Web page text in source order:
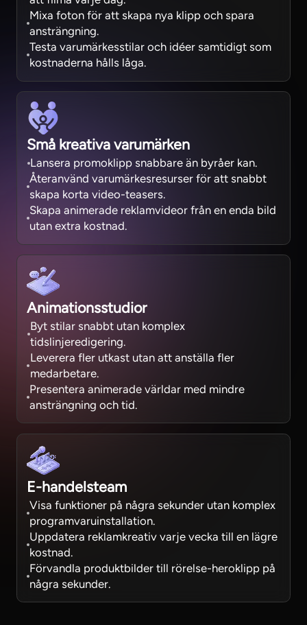
Mixa foton för att skapa nya klipp och spara
ansträngning.
Testa varumärkesstilar och idéer samtidigt som
kostnaderna hålls låga.
Små kreativa varumärken
Lansera promoklipp snabbare än byråer kan.
Återanvänd varumärkesresurser för att snabbt
skapa korta video-teasers.
Skapa animerade reklamvideor från en enda bild
utan extra kostnad.
Animationsstudior
Byt stilar snabbt utan komplex
tidslinjeredigering.
Leverera fler utkast utan att anställa fler
medarbetare.
Presentera animerade världar med mindre
ansträngning och tid.
E-handelsteam
Visa funktioner på några sekunder utan komplex
programvaruinstallation.
Uppdatera reklamkreativ varje vecka till en lägre
kostnad.
Förvandla produktbilder till rörelse-heroklipp på
några sekunder.